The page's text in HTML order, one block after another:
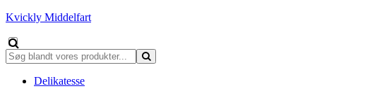
Kvickly Middelfart
Delikatesse